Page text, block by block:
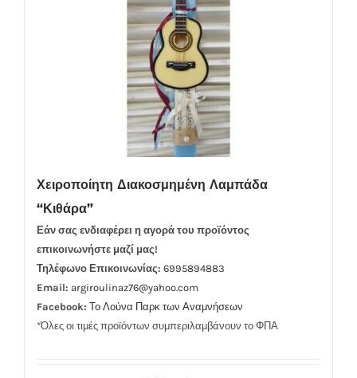
Χειροποίητη Διακοσμημένη Λαμπάδα
“Κιθάρα”
Εάν σας ενδιαφέρει η αγορά του προϊόντος
επικοινωνήστε μαζί μας!
Τηλέφωνο Επικοινωνίας: 6995894883
Email: argiroulinaz76@yahoo.com
Facebook: Το Λούνα Παρκ των Αναμνήσεων
*Όλες οι τιμές προϊόντων συμπεριλαμβάνουν το ΦΠΑ